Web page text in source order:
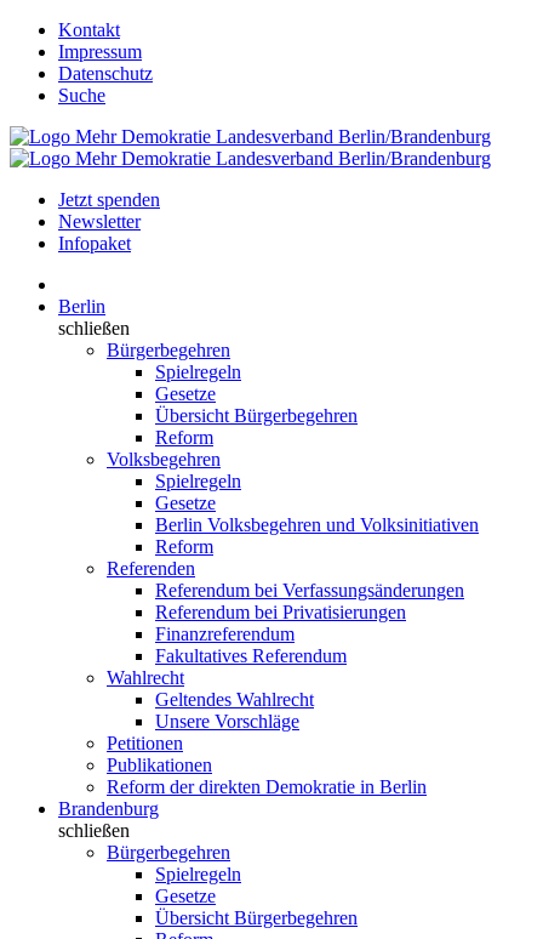
Kontakt
Impressum
Datenschutz
Suche
Jetzt spenden
Newsletter
Infopaket
Berlin
schließen
Bürgerbegehren
Spielregeln
Gesetze
Übersicht Bürgerbegehren
Reform
Volksbegehren
Spielregeln
Gesetze
Berlin Volksbegehren und Volksinitiativen
Reform
Referenden
Referendum bei Verfassungsänderungen
Referendum bei Privatisierungen
Finanzreferendum
Fakultatives Referendum
Wahlrecht
Geltendes Wahlrecht
Unsere Vorschläge
Petitionen
Publikationen
Reform der direkten Demokratie in Berlin
Brandenburg
schließen
Bürgerbegehren
Spielregeln
Gesetze
Übersicht Bürgerbegehren